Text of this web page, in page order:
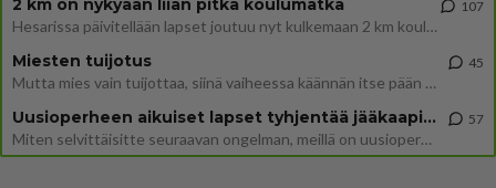
2 km on nykyään liian pitkä koulumatka
Hesarissa päivitellään lapset joutuu nyt kulkemaan 2 km kouluun jösses. Ruostefillarilla tuo matka menee vaikka miten äk
107
Miesten tuijotus
Mutta mies vain tuijottaa, siinä vaiheessa käännän itse pään pois. Mikä juttu? Yleensä jos joku tuijottaa tai katsoo, hä
45
Uusioperheen aikuiset lapset tyhjentää jääkaapin käydessään
Miten selvittäisitte seuraavan ongelman, meillä on uusioperhe, minulla teini-ikäiset lapset ja puolisolla aikuiset, jotk
57